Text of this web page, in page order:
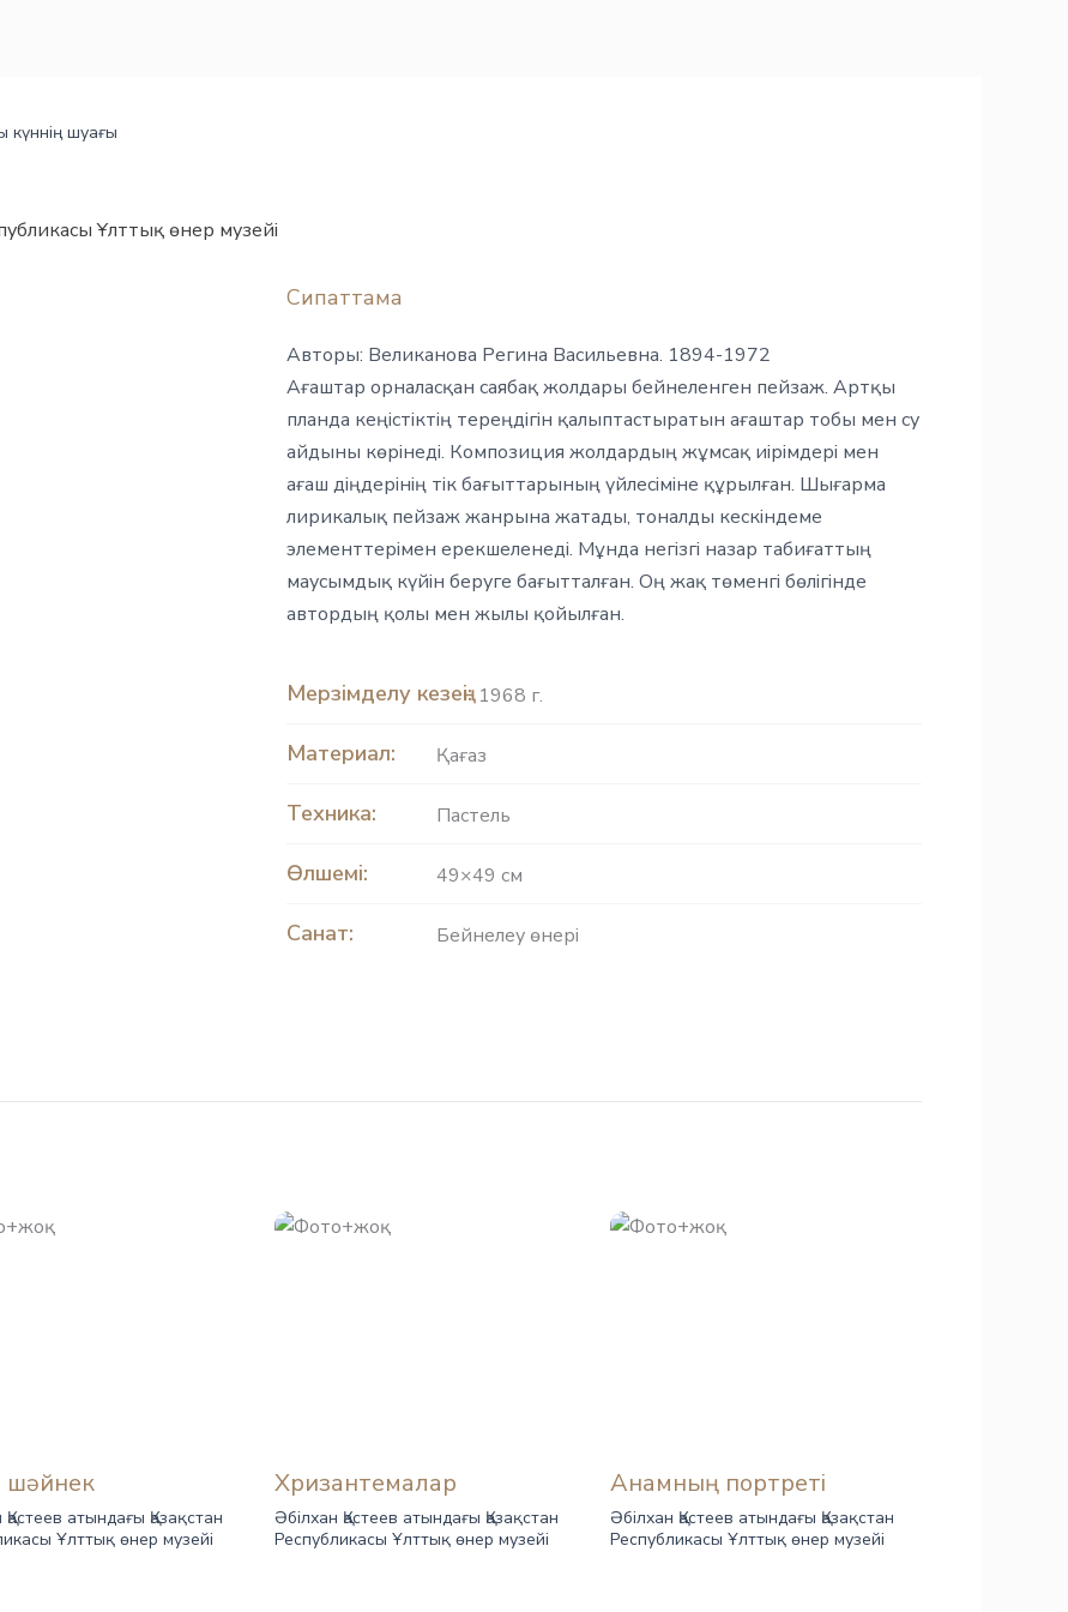
күннің шуағы
Ұлттық өнер музейі
Сипаттама
Авторы: Великанова Регина Васильевна. 1894-1972
Ағаштар орналасқан саябақ жолдары бейнеленген пейзаж. Артқы
планда кеңістіктің тереңдігін қалыптастыратын ағаштар тобы мен су
айдыны көрінеді. Композиция жолдардың жұмсақ иірімдері мен
ағаш діңдерінің тік бағыттарының үйлесіміне құрылған. Шығарма
лирикалық пейзаж жанрына жатады, тоналды кескіндеме
элементтерімен ерекшеленеді. Мұнда негізгі назар табиғаттың
маусымдық күйін беруге бағытталған. Оң жақ төменгі бөлігінде
автордың қолы мен жылы қойылған.
Мерзімделу кезеңі: 1968 г.
Материал: Қағаз
Техника: Пастель
Өлшемі: 49×49 см
Санат: Бейнелеу өнері
шәйнек
Қастеев атындағы Қазақстан
Ұлттық өнер музейі
Хризантемалар
Әбілхан Қастеев атындағы Қазақстан
Республикасы Ұлттық өнер музейі
Анамның портреті
Әбілхан Қастеев атындағы Қазақстан
Республикасы Ұлттық өнер музейі